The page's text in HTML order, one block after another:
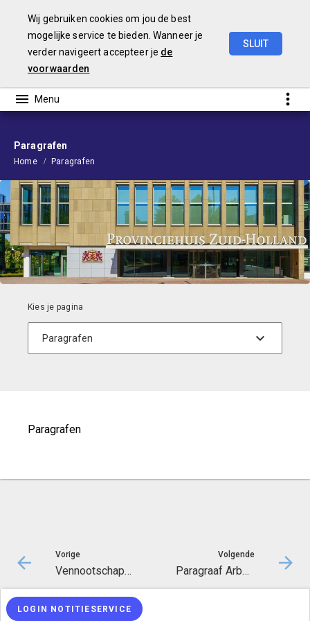
Wij gebruiken cookies om jou de best
mogelijke service te bieden. Wanneer je
verder navigeert accepteer je de
voorwaarden
SLUIT
Paragrafen
Home Paragrafen
Paragrafen
Vorige
Vennootschapsbelasting
Volgende
Paragraaf Arbeidscapaciteit (loonkosten en inhuur)
© Inergy|Privacy statement
LOGIN NOTITIESERVICE